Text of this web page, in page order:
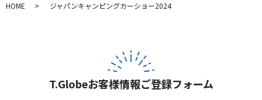
HOME ジャパンキャンピングカーショー2024
T.Globeお客様情報ご登録フォーム